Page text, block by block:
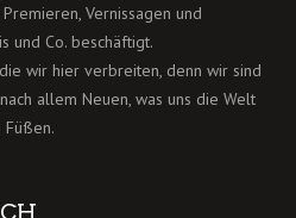
Vernissagen und
und Co. beschäftigt.
wir hier verbreiten, denn wir sind
allem Neuen, was uns die Welt